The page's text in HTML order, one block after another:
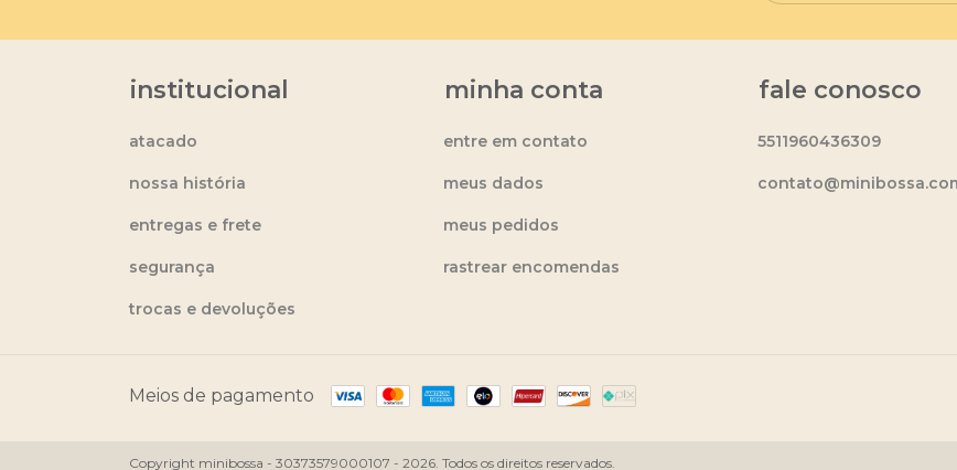
institucional
atacado
nossa história
entregas e frete
segurança
trocas e devoluções
minha conta
entre em contato
meus dados
meus pedidos
rastrear encomendas
fale conosco
5511960436309
Meios de pagamento
Copyright minibossa - 30373579000107 - 2026. Todos os direitos reservados.